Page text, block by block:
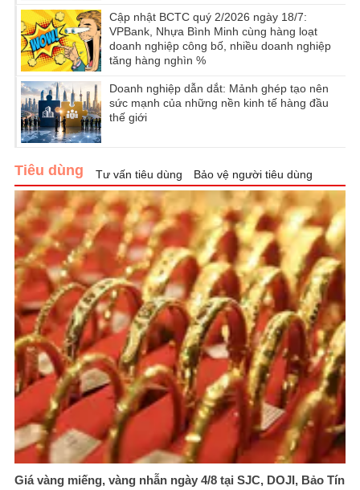
Cập nhật BCTC quý 2/2026 ngày 18/7:
VPBank, Nhựa Bình Minh cùng hàng loạt
doanh nghiệp công bố, nhiều doanh nghiệp
tăng hàng nghìn %
Doanh nghiệp dẫn dắt: Mảnh ghép tạo nên
sức mạnh của những nền kinh tế hàng đầu
thế giới
Tiêu dùng Tư vấn tiêu dùng Bảo vệ người tiêu dùng
Giá vàng miếng, vàng nhẫn ngày 4/8 tại SJC, DOJI, Bảo Tín